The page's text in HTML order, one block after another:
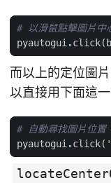
# 以滑鼠點擊圖片中
pyautogui.click(
而以上的定位圖
以直接用下面這一
# 自動尋找圖片位置
pyautogui.click(